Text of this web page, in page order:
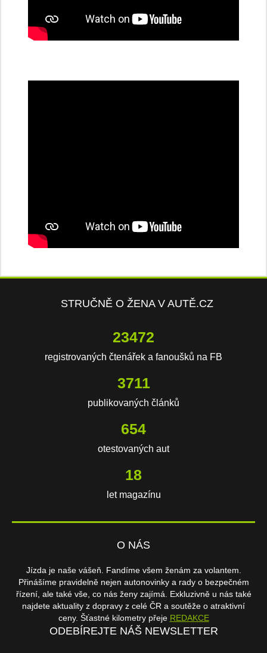
STRUČNĚ O ŽENA V AUTĚ.CZ
23472
registrovaných čtenářek a fanoušků na FB
3711
publikovaných článků
654
otestovaných aut
18
let magazínu
O NÁS
Jízda je naše vášeň. Fandíme všem ženám za volantem.
Přinášíme pravidelně nejen autonovinky a rady o bezpečném
řízení, ale také vše, co nás ženy zajímá. Exkluzivně u nás také
najdete aktuality z dopravy z celé ČR a soutěže o atraktivní
ceny. Šťastné kilometry přeje REDAKCE
ODEBÍREJTE NÁŠ NEWSLETTER